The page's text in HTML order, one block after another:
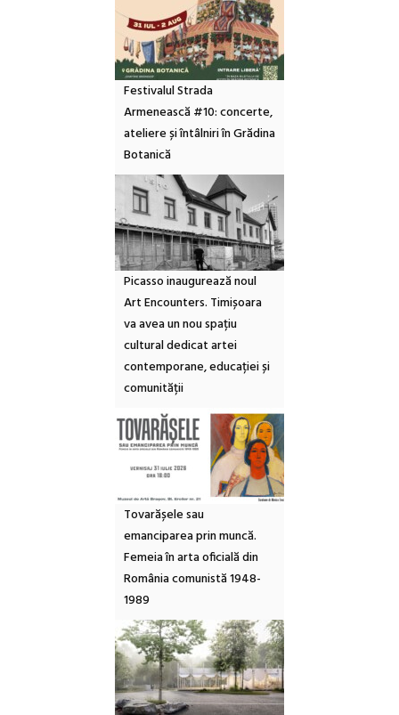
Festivalul Strada
Armenească #10: concerte,
ateliere și întâlniri în Grădina
Botanică
Picasso inaugurează noul
Art Encounters. Timișoara
va avea un nou spațiu
cultural dedicat artei
contemporane, educației și
comunității
Tovarășele sau
emanciparea prin muncă.
Femeia în arta oficială din
România comunistă 1948-
1989